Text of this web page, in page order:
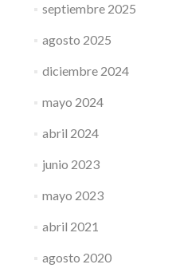
septiembre 2025
agosto 2025
diciembre 2024
mayo 2024
abril 2024
junio 2023
mayo 2023
abril 2021
agosto 2020